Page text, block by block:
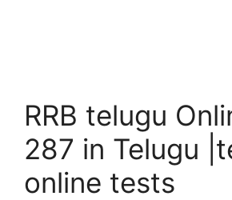
RRB telugu
287 in Telugu
online tests